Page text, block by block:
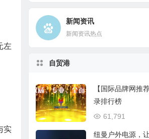
左
实
新闻资讯
新闻资讯热点
自贸港
【国际品牌网推
录排行榜
61,791
纽曼户外电源，